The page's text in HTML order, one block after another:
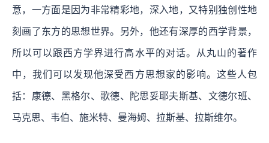
意，一方面是因为非常精彩地，深入地，又特别独创性地
刻画了东方的思想世界。另外，他还有深厚的西学背景，
所以可以跟西方学界进行高水平的对话。从丸山的著作
中，我们可以发现他深受西方思想家的影响。这些人包
括：康德、黑格尔、歌德、陀思妥耶夫斯基、文德尔班、
马克思、韦伯、施米特、曼海姆、拉斯基、拉斯维尔。